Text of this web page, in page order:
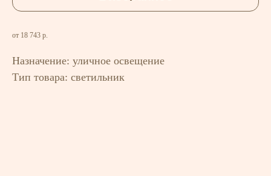
от 18 743 р.
Назначение: уличное освещение
Тип товара: светильник